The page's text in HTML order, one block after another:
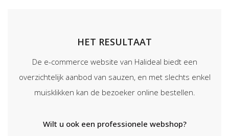
HET RESULTAAT
De e-commerce website van Halideal biedt een
overzichtelijk aanbod van sauzen, en met slechts enkel
muisklikken kan de bezoeker online bestellen.
Wilt u ook een professionele webshop?